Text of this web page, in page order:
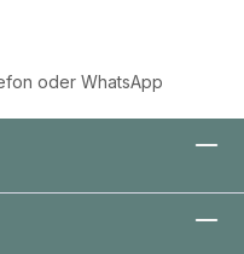
oder WhatsApp